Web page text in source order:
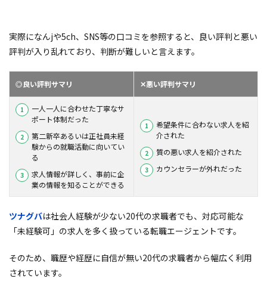
実際になんjや5ch、SNS等の口コミを参照すると、良い評判と悪い
評判が入り乱れており、判断が難しいと言えます。
◎良い評判サマリ ✕悪い評判サマリ
一人一人に合わせた丁寧なサ
ポート体制だった
第二新卒あるいは正社員未経
験からの就職活動に向いてい
る
求人情報が詳しく、事前に企
業の情報を知ることができる
希望条件に合わない求人を紹
介された
質の悪い求人を紹介された
カウンセラーが外れだった
ツナグバは社会人経験が少ない20代の求職者でも、対応可能な
「未経験可」の求人を多く扱っている転職エージェントです。
そのため、職歴や経歴に自信が無い20代の求職者から幅広く利用
されています。